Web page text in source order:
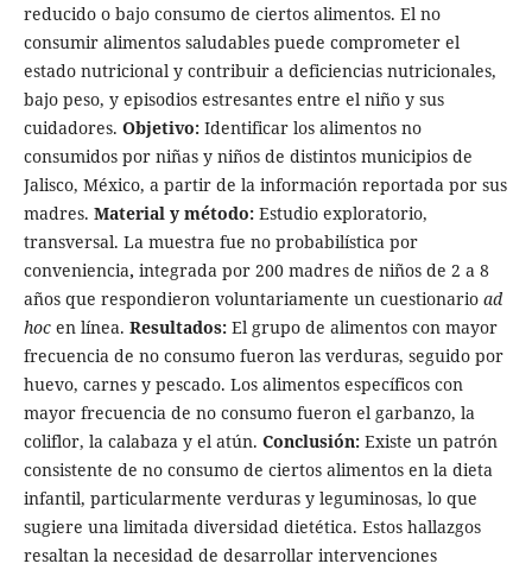
reducido o bajo consumo de ciertos alimentos. El no
consumir alimentos saludables puede comprometer el
estado nutricional y contribuir a deficiencias nutricionales,
bajo peso, y episodios estresantes entre el niño y sus
cuidadores. Objetivo:Identificar los alimentos no
consumidos por niñas y niños de distintos municipios de
Jalisco, México, a partir de la información reportada por sus
madres. Material y método:Estudio exploratorio,
transversal. La muestra fue no probabilística por
conveniencia, integrada por 200 madres de niños de 2 a 8
años que respondieron voluntariamente un cuestionario ad
hoc en línea. Resultados:El grupo de alimentos con mayor
frecuencia de no consumo fueron las verduras, seguido por
huevo, carnes y pescado. Los alimentos específicos con
mayor frecuencia de no consumo fueron el garbanzo, la
coliflor, la calabaza y el atún. Conclusión:Existe un patrón
consistente de no consumo de ciertos alimentos en la dieta
infantil, particularmente verduras y leguminosas, lo que
sugiere una limitada diversidad dietética. Estos hallazgos
resaltan la necesidad de desarrollar intervenciones